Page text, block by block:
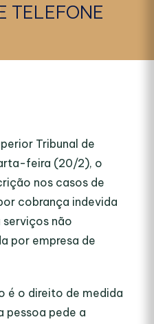
TELEFONE
Tribunal de
feira (20/2), o
nos casos de
cobrança indevida
serviços não
por empresa de
é o direito de medida
pessoa pede a